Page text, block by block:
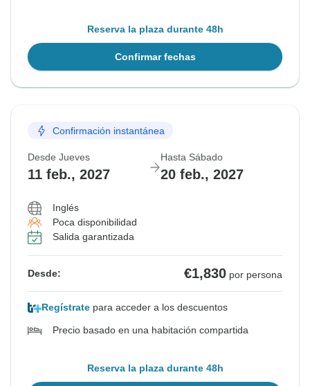
Reserva la plaza durante 48h
Confirmar fechas
Confirmación instantánea
Desde Jueves
11 feb., 2027
Hasta Sábado
20 feb., 2027
Inglés
Poca disponibilidad
Salida garantizada
Desde: €1,830 por persona
Regístrate para acceder a los descuentos
Precio basado en una habitación compartida
Reserva la plaza durante 48h